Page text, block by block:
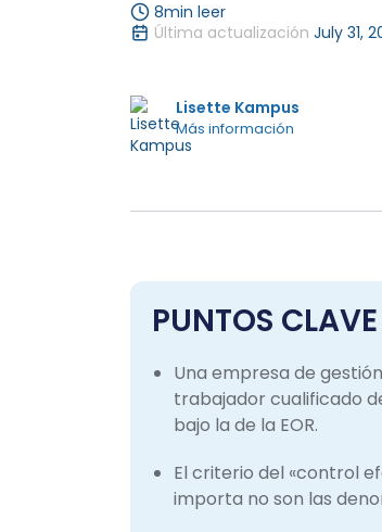
8min leer
Última actualización July 31,
Lisette Kampus
Más información
PUNTOS CLAVE
Una empresa de
trabajador cualificado
bajo la de la EOR.
El criterio del «control
importa no son las